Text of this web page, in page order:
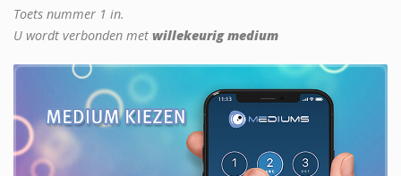
Toets nummer 1 in.
U wordt verbonden met willekeurig medium